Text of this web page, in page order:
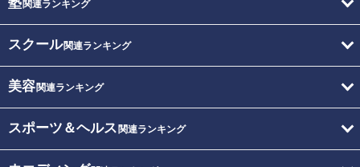
関連ランキング
スクール関連ランキング
美容関連ランキング
スポーツ＆ヘルス 関連ランキング